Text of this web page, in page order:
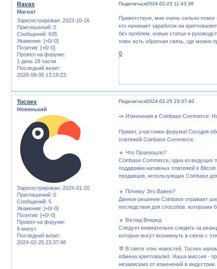
Поделиться2024-02-23 11:43:36
Ravas
Магнат
Зарегистрирован: 2023-10-16
Приглашений: 0
Сообщений: 635
Уважение: [+0/-0]
Позитив: [+0/-0]
Провел на форуме:
1 день 18 часов
Последний визит:
2026-08-05 13:19:23
Приветствую, мне очень сильно
кто начинает заработок на
без проблем, новые статьи и
плюс есть обратная связь, где можно
0
Поделиться2024-02-25 23:37:40
Tocoex
Новенький
Зарегистрирован: 2024-01-20
Приглашений: 0
Сообщений: 5
Уважение: [+0/-0]
Позитив: [+0/-0]
Провел на форуме:
8 минут
Последний визит:
2024-02-25 23:37:48
📣 Изменения в Coinbase Commerce:
Привет, участники форума! Сегодня
платежей Coinbase Commerce.
🔹 Что Произошло?
Coinbase Commerce, одна из ведущих
поддержки нативных платежей в
продавцов, использующих Coinbase
🔹 Почему Это Важно?
Данное решение Coinbase отражает
последствия для способов, которыми
🔹 Взгляд Вперед
Следует внимательно следить за
которые могут возникнуть в связи с
💬 В свете этих новостей, Tocoex
обмена криптовалют. Наша миссия -
независимо от изменений в